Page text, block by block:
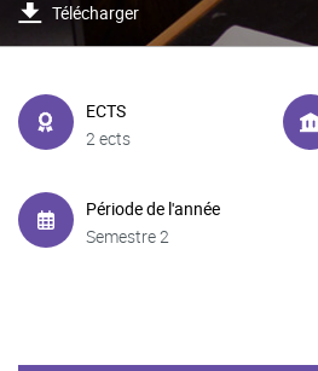
Télécharger
ECTS
2 ects
Période de l'année
Semestre 2